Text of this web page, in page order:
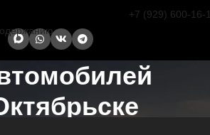
+7 (929) 600-16-